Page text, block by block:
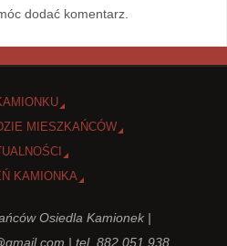
dodać komentarz.
MIESZKAŃCÓW
KAMIONKA
Osiedla Kamionek |
| tel. 882 051 938